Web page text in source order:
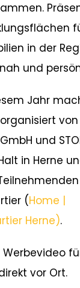
in der
und
Jahr
von
und
in Herne
(Home |
Herne).
vor Ort.